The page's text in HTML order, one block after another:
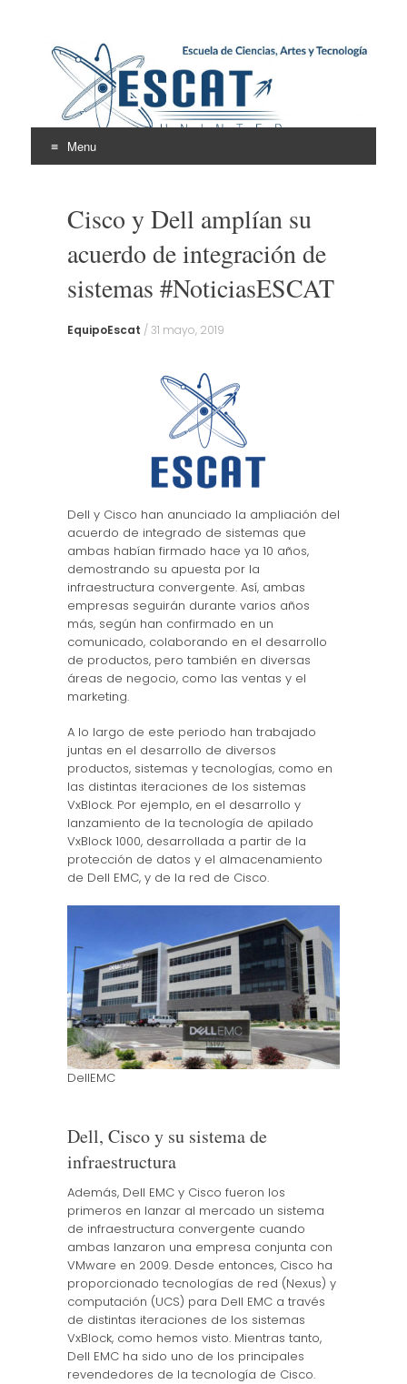
Escuela de Ciencias,
Artes y Tecnología
ESCAT
Menu
contentCisco y Dell amplían su
acuerdo de integración de
sistemas #NoticiasESCAT
EquipoEscat /31 mayo, 2019
Dell y Cisco han anunciado la ampliación del
acuerdo de integrado de sistemas que
ambas habían firmado hace ya 10 años,
demostrando su apuesta por la
infraestructura convergente. Así, ambas
empresas seguirán durante varios años
más, según han confirmado en un
comunicado, colaborando en el desarrollo
de productos, pero también en diversas
áreas de negocio, como las ventas y el
marketing.
A lo largo de este periodo han trabajado
juntas en el desarrollo de diversos
productos, sistemas y tecnologías, como en
las distintas iteraciones de los sistemas
VxBlock. Por ejemplo, en el desarrollo y
lanzamiento de la tecnología de apilado
VxBlock 1000, desarrollada a partir de la
protección de datos y el almacenamiento
de Dell EMC, y de la red de Cisco.
DellEMC
Dell, Cisco y su sistema de
infraestructura
Además, Dell EMC y Cisco fueron los
primeros en lanzar al mercado un sistema
de infraestructura convergente cuando
ambas lanzaron una empresa conjunta con
VMware en 2009. Desde entonces, Cisco ha
proporcionado tecnologías de red (Nexus) y
computación (UCS) para Dell EMC a través
de distintas iteraciones de los sistemas
VxBlock, como hemos visto. Mientras tanto,
Dell EMC ha sido uno de los principales
revendedores de la tecnología de Cisco.